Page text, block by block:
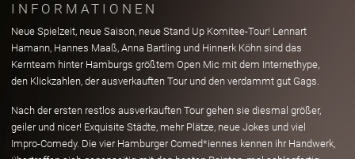
INFORMATIONEN
Neue Spielzeit, neue Saison, neue Stand Up Komitee-Tour! Lennart
Hamann, Hannes Maaß, Anna Bartling und Hinnerk Köhn sind das
Kernteam hinter Hamburgs größtem Open Mic mit dem Internethype,
den Klickzahlen, der ausverkauften Tour und den verdammt gut Gags.
Nach der ersten restlos ausverkauften Tour gehen sie diesmal größer,
geiler und nicer! Exquisite Städte, mehr Plätze, neue Jokes und viel
Impro-Comedy. Die vier Hamburger Comed*iennes kennen ihr Handwerk,